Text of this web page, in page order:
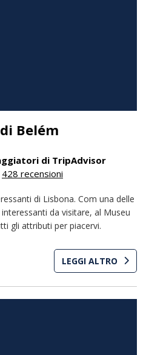
Belém
di TripAdvisor
428 recensioni
di Lisbona. Com una delle
da visitare, al Museu
gli attributi per piacervi.
LEGGI ALTRO